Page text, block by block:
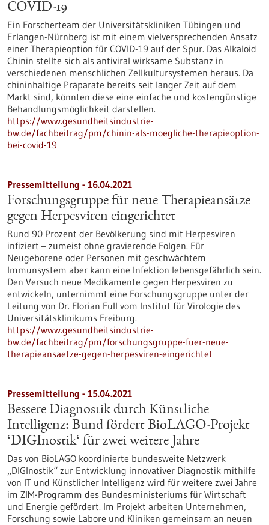
COVID-19
Ein Forscherteam der Universitätskliniken Tübingen und
Erlangen-Nürnberg ist mit einem vielversprechenden Ansatz
einer Therapieoption für COVID-19 auf der Spur. Das Alkaloid
Chinin stellte sich als antiviral wirksame Substanz in
verschiedenen menschlichen Zellkultursystemen heraus. Da
chininhaltige Präparate bereits seit langer Zeit auf dem
Markt sind, könnten diese eine einfache und kostengünstige
Behandlungsmöglichkeit darstellen.
https://www.gesundheitsindustrie-
bw.de/fachbeitrag/pm/chinin-als-moegliche-therapieoption-
bei-covid-19
Pressemitteilung - 16.04.2021
Forschungsgruppe für neue Therapieansätze
gegen Herpesviren eingerichtet
Rund 90 Prozent der Bevölkerung sind mit Herpesviren
infiziert – zumeist ohne gravierende Folgen. Für
Neugeborene oder Personen mit geschwächtem
Immunsystem aber kann eine Infektion lebensgefährlich sein.
Den Versuch neue Medikamente gegen Herpesviren zu
entwickeln, unternimmt eine Forschungsgruppe unter der
Leitung von Dr. Florian Full vom Institut für Virologie des
Universitätsklinikums Freiburg.
https://www.gesundheitsindustrie-
bw.de/fachbeitrag/pm/forschungsgruppe-fuer-neue-
therapieansaetze-gegen-herpesviren-eingerichtet
Pressemitteilung - 15.04.2021
Bessere Diagnostik durch Künstliche
Intelligenz: Bund fördert BioLAGO-Projekt
‘DIGInostik‘ für zwei weitere Jahre
Das von BioLAGO koordinierte bundesweite Netzwerk
„DIGInostik“ zur Entwicklung innovativer Diagnostik mithilfe
von IT und Künstlicher Intelligenz wird für weitere zwei Jahre
im ZIM-Programm des Bundesministeriums für Wirtschaft
und Energie gefördert. Im Projekt arbeiten Unternehmen,
Forschung sowie Labore und Kliniken gemeinsam an neuen